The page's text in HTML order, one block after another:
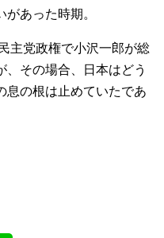
あった時期。
主党政権で小沢一郎が総
その場合、日本はどう
息の根は止めていたであ